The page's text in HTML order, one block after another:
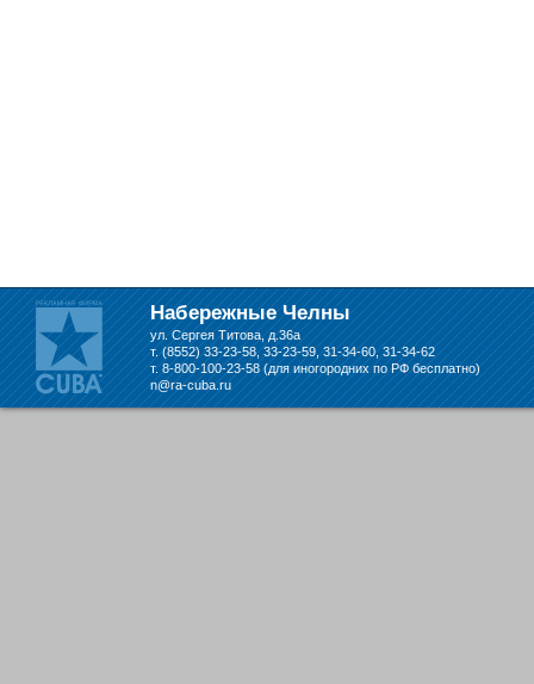
Набережные Челны
ул. Сергея Титова, д.36а
т. (8552) 33-23-58, 33-23-59, 31-34-60, 31-34-62
т. 8-800-100-23-58 (для иногородних по РФ бесплатно)
n@ra-cuba.ru